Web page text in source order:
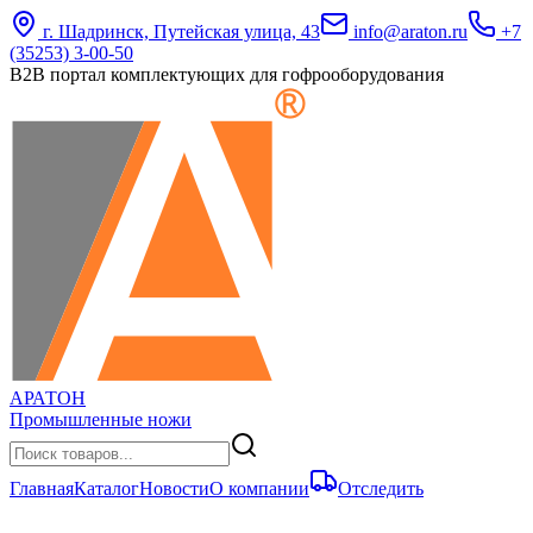
г. Шадринск, Путейская улица, 43 info@araton.ru
+7
(35253) 3-00-50
B2B портал комплектующих для гофрооборудования
АРАТОН
Промышленные ножи
ГлавнаяКаталогНовостиО компании Отследить